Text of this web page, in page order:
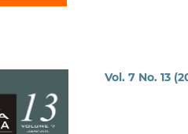
Vol. 7 No. 13